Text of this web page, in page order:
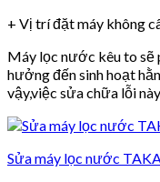
+ Vị trí đặt máy không
Máy lọc nước kêu to sẽ
hưởng đến sinh hoạt
vậy,việc sửa chữa lỗi
Sửa máy lọc nước TAKA